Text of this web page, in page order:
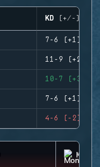
KD (+/-)
7-6 (+1)
11-9 (+2)
10-7 (+3)
7-6 (+1)
4-6 (-2)